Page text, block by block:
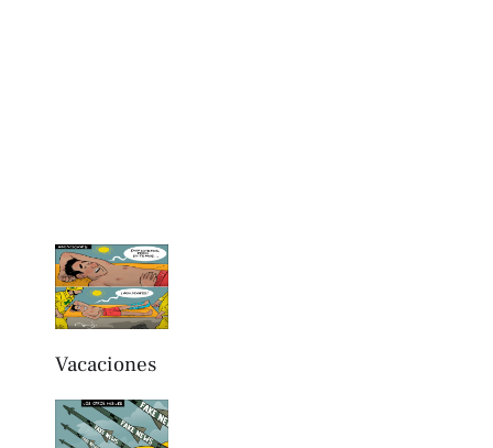
Vacaciones